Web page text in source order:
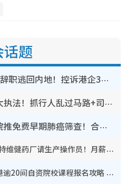
题
高才通来港2个月辞职逃回内地！控诉港企3宗罪，叹微管理极窒息
警方即日起全港大执法！抓行人乱过马路+司机不专注驾驶！乱过马路罚$2000
港大公共卫生学院推免费早期肺癌筛查！合资格人士将获全额资助定期血液化验/电脑断层扫描/风险评估
葵涌招聘2026｜莱特维健药厂请生产操作员！月薪高达$1.7万 冷气厂房/五天工作/保障双粮
香港自资院校：全港逾20间自资院校课程报名攻略 留位费可退/申请日期/报名链接